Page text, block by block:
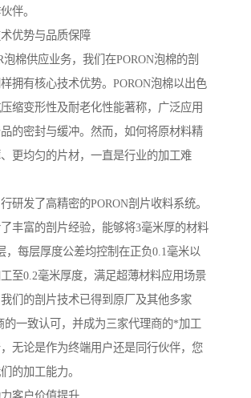
伴。
优势与品质保障
泡棉供应业务，我们在PORON泡棉的剖
拥有核心技术优势。PORON泡棉以出色
缩变形性及耐老化性能著称，广泛应用
的密封与缓冲。然而，如何将原材料精
更均匀的片材，一直是行业的加工难
研发了高精密的PORON剖片收料系统。
丰富的剖片经验，能够将3毫米厚的材料
，每层厚度公差均控制在正负0.1毫米以
至0.2毫米厚度，满足超薄材料应用场景
们的剖片技术已得到原厂及其他多家
的一致认可，并成为三家代理商的*加工
无论是作为终端用户还是同行伙伴，您
的加工能力。